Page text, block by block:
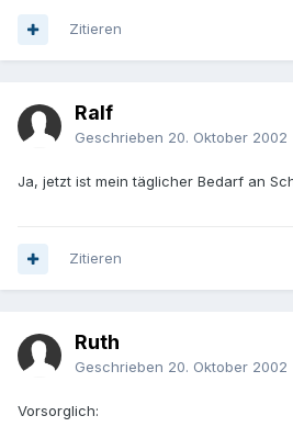
Zitieren
Ralf
Geschrieben 20. Oktober 2002
Ja, jetzt ist mein täglicher Bedarf an
Zitieren
Ruth
Geschrieben 20. Oktober 2002
Vorsorglich: